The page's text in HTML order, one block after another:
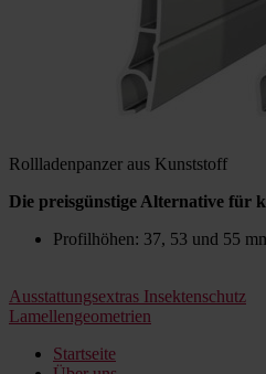
Rollladenpanzer aus Kunststoff
Die preisgünstige Alternative für
Profilhöhen: 37, 53 und 55
Beitragsnavigation
Ausstattungsextras Insektenschutz
Lamellengeometrien
Startseite